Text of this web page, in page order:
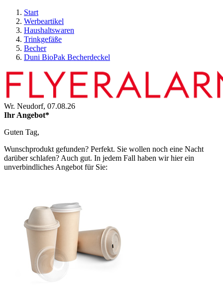
Start
Werbeartikel
Haushaltswaren
Trinkgefäße
Becher
Duni BioPak Becherdeckel
Wr. Neudorf, 07.08.26
Ihr Angebot*
Guten Tag,
Wunschprodukt gefunden? Perfekt. Sie wollen noch eine Nacht
darüber schlafen? Auch gut. In jedem Fall haben wir hier ein
unverbindliches Angebot für Sie: